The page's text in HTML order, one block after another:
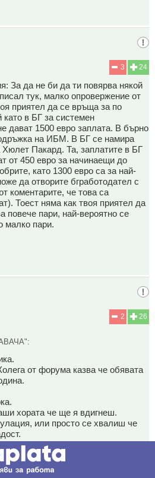
24
3
За да не би да ти повярва някой
тук, малко опровержение от
приятел да се връща за по
като в БГ за системен
дават 1500 евро заплата. В бърно
на ИБМ. В БГ се намира
Пакард. Та, заплатите в БГ
от 450 евро за начинаещи до
като 1300 евро са за най-
да отворите бгработодател с
коментарите, че това са
Тоест няма как твоя приятел да
повече пари, най-вероятно се
малко пари.
26
2
от форума казва че обявата
хората че ще я вдигнеш.
или просто се хвалиш че